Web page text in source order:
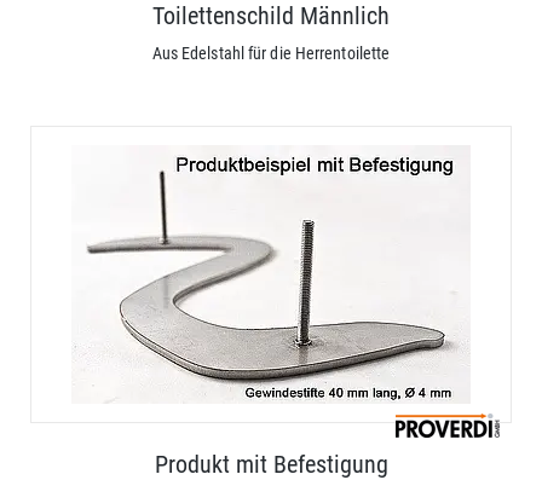
Toilettenschild Männlich
Aus Edelstahl für die Herrentoilette
Produkt mit Befestigung